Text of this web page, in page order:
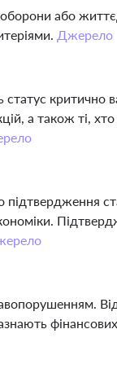
або
Джерело
статус критично
а також ті,